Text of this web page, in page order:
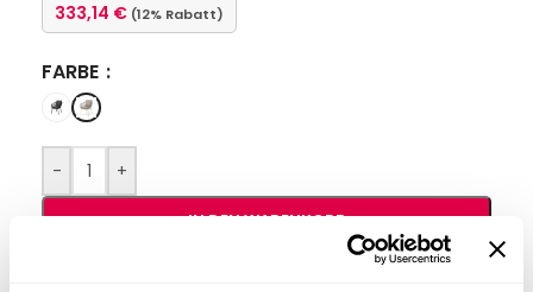
333,14 € (12% Rabatt)
FARBE
- +
IN DEN WARENKORB